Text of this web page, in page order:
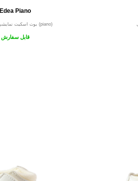
Edea Piano
بوت اسکیت نمایشی ایدیا پیانو (piano)